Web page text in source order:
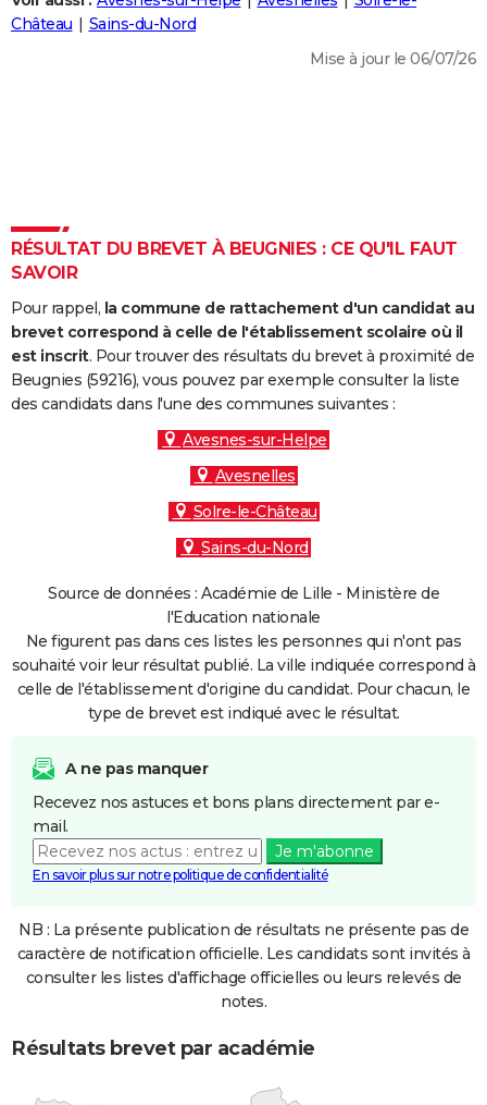
Destinations
City break
Voyage nature
Voyage de noces
Forum
Climat
+
PHOTO
Dictionnaire
Biographies
Citations
Expressions
Proverbes
PROGRAMME TV
S'inscrire
Se connecter
Lycées
Collèges
Primaires
Universités
Entreprises
Service militaire
Avis de recherche
AVIS DE DÉCÈS
FORUM
Château
Sains-du-Nord
Mise à jour le 06/07/26
RÉSULTAT DU BREVET À BEUGNIES : CE QU'IL FAUT
SAVOIR
Pour rappel, la commune de rattachement d'un candidat au
brevet correspond à celle de l'établissement scolaire où il
est inscrit. Pour trouver des résultats du brevet à proximité de
Beugnies (59216), vous pouvez par exemple consulter la liste
des candidats dans l'une des communes suivantes :
Avesnes-sur-Helpe
Avesnelles
Solre-le-Château
Sains-du-Nord
Source de données : Académie de Lille - Ministère de
l'Education nationale
Ne figurent pas dans ces listes les personnes qui n'ont pas
souhaité voir leur résultat publié. La ville indiquée correspond à
celle de l'établissement d'origine du candidat. Pour chacun, le
type de brevet est indiqué avec le résultat.
A ne pas manquer
Recevez nos astuces et bons plans directement par e-
mail.
Je m'abonne
En savoir plus sur notre politique de confidentialité
NB : La présente publication de résultats ne présente pas de
caractère de notification officielle. Les candidats sont invités à
consulter les listes d'affichage officielles ou leurs relevés de
notes.
Résultats brevet par académie